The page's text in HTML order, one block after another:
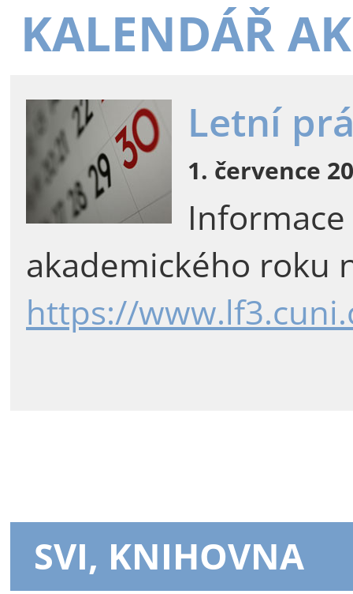
KALENDÁŘ
Letní
1. července
akademického roku
https://
SVI, KNIHOVNA